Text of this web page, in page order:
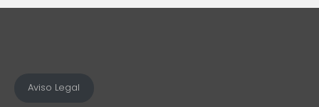
Aviso Legal